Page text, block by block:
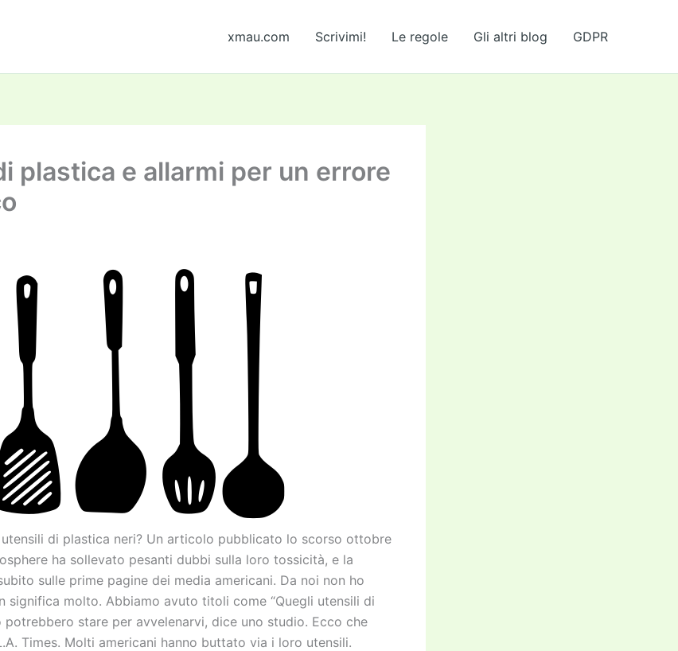
xmau.com Scrivimi! Le regole Gli altri blog GDPR
plastica e allarmi per un errore
di plastica neri? Un articolo pubblicato lo scorso ottobre
ha sollevato pesanti dubbi sulla loro tossicità, e la
sulle prime pagine dei media americani. Da noi non ho
significa molto. Abbiamo avuto titoli come “Quegli utensili di
potrebbero stare per avvelenarvi, dice uno studio. Ecco che
Times. Molti americani hanno buttato via i loro utensili.